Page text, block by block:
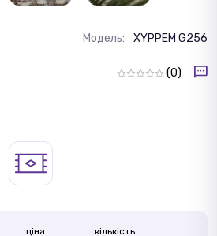
Модель: XYPPEM G256
(0)
ціна кількість